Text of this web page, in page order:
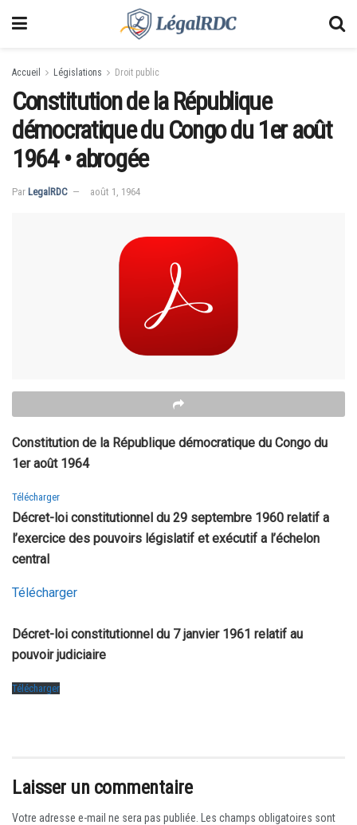
Accueil Législations Droit public
Constitution de la République
démocratique du Congo du 1er août
1964 • abrogée
Par LegalRDC août 1, 1964
Constitution de la République démocratique du Congo du
1er août 1964
Télécharger
Décret-loi constitutionnel du 29 septembre 1960 relatif a
l’exercice des pouvoirs législatif et exécutif a l’échelon
central
Télécharger
Décret-loi constitutionnel du 7 janvier 1961 relatif au
pouvoir judiciaire
Télécharger
Laisser un commentaire
Votre adresse e-mail ne sera pas publiée.
Les champs obligatoires sont